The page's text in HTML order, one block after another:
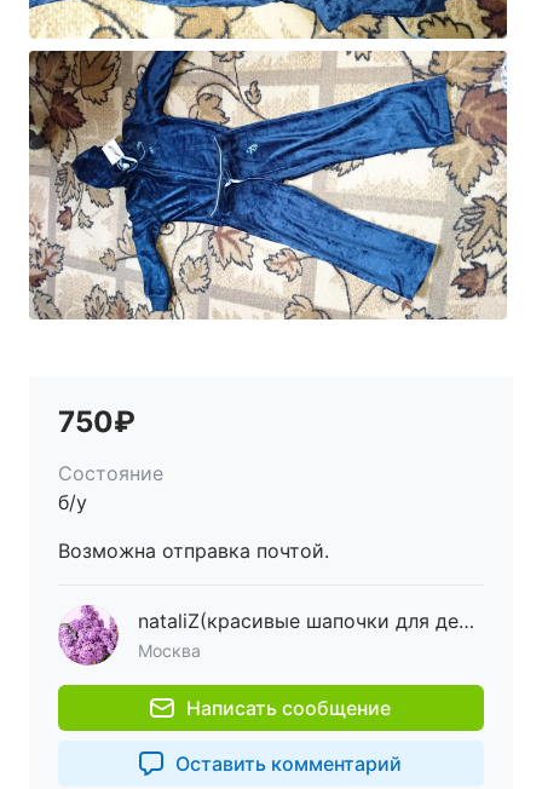
750₽
Состояние
б/у
Возможна отправка почтой.
nataliZ(красивые шапочки для деток и мам, в наличии и на заказ)
Москва
Написать сообщение
Оставить комментарий